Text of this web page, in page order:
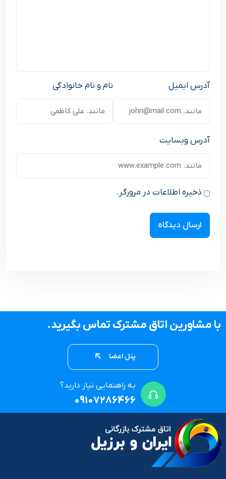
نام و نام خانوادگی آدرس ایمیل
آدرس وبسایت
ذخیره اطلاعات در مرورگر.
با مشاورین اتاق مشترک تماس بگیرید.
پنل اعضا
به راهنمایی نیاز دارید؟
09107286466